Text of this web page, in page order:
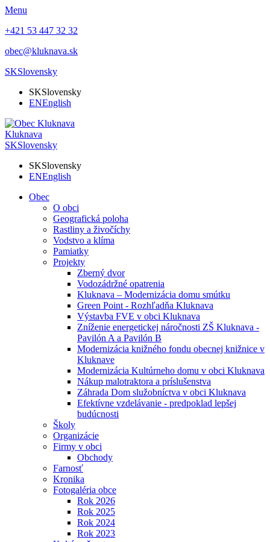
Menu
+421 53 447 32 32
obec@kluknava.sk
SKSlovensky
SKSlovensky
ENEnglish
Kluknava
SKSlovensky
SKSlovensky
ENEnglish
Obec
O obci
Geografická poloha
Rastliny a živočíchy
Vodstvo a klíma
Pamiatky
Projekty
Zberný dvor
Vodozádržné opatrenia
Kluknava – Modernizácia domu smútku
Green Point - Rozhľadňa Kluknava
Výstavba FVE v obci Kluknava
Zníženie energetickej náročnosti ZŠ Kluknava -
Pavilón A a Pavilón B
Modernizácia knižného fondu obecnej knižnice v
Kluknave
Modernizácia Kultúrneho domu v obci Kluknava
Nákup malotraktora a príslušenstva
Záhrada Dom služobníctva v obci Kluknava
Efektívne vzdelávanie - predpoklad lepšej
budúcnosti
Školy
Organizácie
Firmy v obci
Obchody
Farnosť
Kronika
Fotogaléria obce
Rok 2026
Rok 2025
Rok 2024
Rok 2023